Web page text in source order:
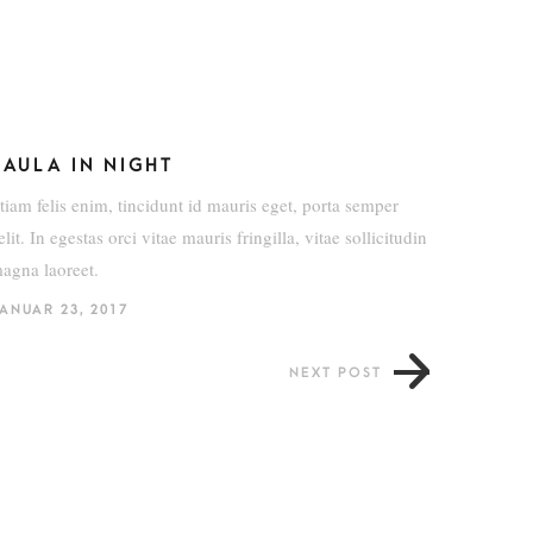
IN NIGHT
felis enim, tincidunt id mauris eget, porta semper
In egestas orci vitae mauris fringilla, vitae sollicitudin
laoreet.
23, 2017
NEXT POST